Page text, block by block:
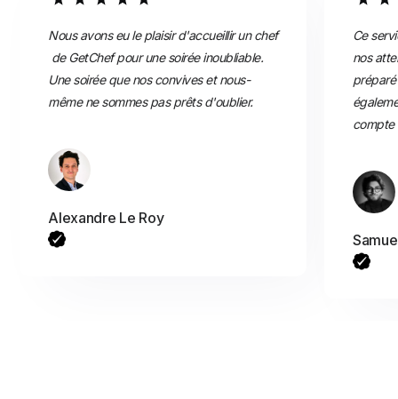
Nous avons eu le plaisir d'accueillir un chef
de GetChef pour une soirée inoubliable.
Une soirée que nos convives et nous-
même ne sommes pas prêts d'oublier.
Alexandre Le Roy
Ce
nos
compte